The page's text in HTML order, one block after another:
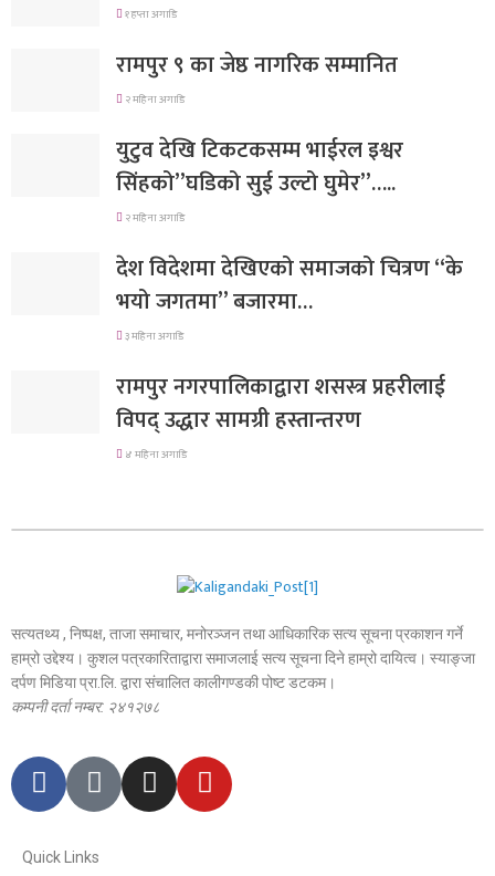
१ हप्ता अगाडि
रामपुर ९ का जेष्ठ नागरिक सम्मानित
२ महिना अगाडि
युटुव देखि टिकटकसम्म भाईरल इश्वर
सिंहको”घडिको सुई उल्टो घुमेर”…..
२ महिना अगाडि
देश विदेशमा देखिएको समाजको चित्रण “के
भयो जगतमा” बजारमा…
३ महिना अगाडि
रामपुर नगरपालिकाद्वारा शसस्त्र प्रहरीलाई
विपद् उद्धार सामग्री हस्तान्तरण
४ महिना अगाडि
सत्यतथ्य , निष्पक्ष, ताजा समाचार, मनोरञ्जन तथा आधिकारिक सत्य सूचना प्रकाशन गर्ने
हाम्रो उद्देश्य। कुशल पत्रकारिताद्वारा समाजलाई सत्य सूचना दिने हाम्रो दायित्व। स्याङ्जा
दर्पण मिडिया प्रा.लि. द्वारा संचालित कालीगण्डकी पोष्ट डटकम।
कम्पनी दर्ता नम्बर: २४१२७८
Quick Links